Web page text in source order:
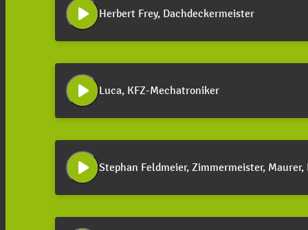
play_arrow Herbert Frey, Dachdeckermeister
play_arrow Luca, KFZ-Mechatroniker
play_arrow Stephan Feldmeier, Zimmermeister,